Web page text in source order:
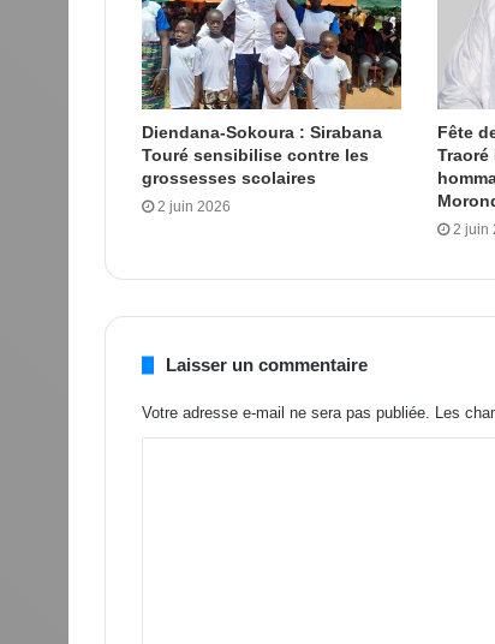
Diendana-Sokoura : Sirabana
Touré sensibilise contre les
grossesses scolaires
2 juin 2026
Fête
2 juin
Laisser un commentaire
Votre adresse e-mail ne sera pas publiée. Les